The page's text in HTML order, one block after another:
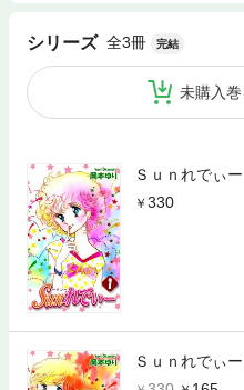
シリーズ 全3冊 完結
未購入
Ｓｕｎれでぃー
330
Ｓｕｎれでぃー